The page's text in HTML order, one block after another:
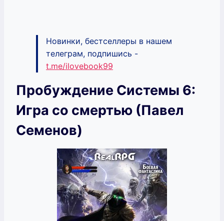
Новинки, бестселлеры в нашем
телеграм, подпишись -
t.me/ilovebook99
Пробуждение Системы 6:
Игра со смертью (Павел
Семенов)